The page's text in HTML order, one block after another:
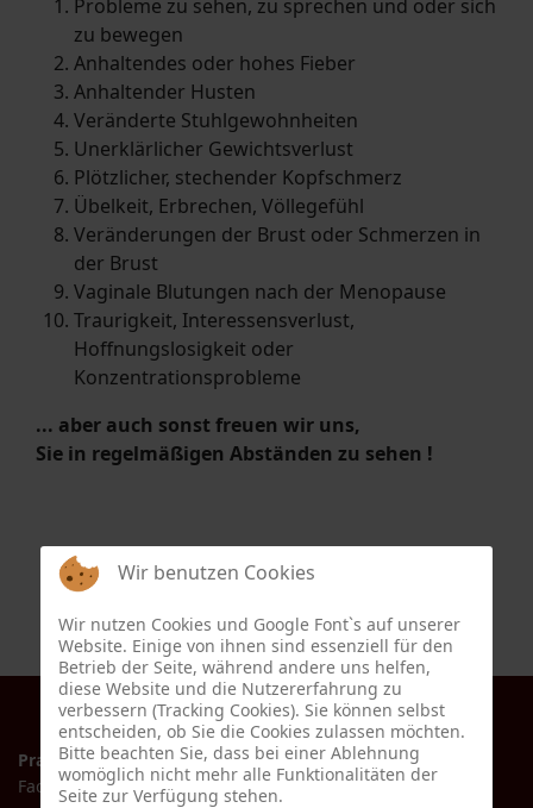
Probleme zu sehen, zu sprechen und oder sich
zu bewegen
Anhaltendes oder hohes Fieber
Anhaltender Husten
Veränderte Stuhlgewohnheiten
Unerklärlicher Gewichtsverlust
Plötzlicher, stechender Kopfschmerz
Übelkeit, Erbrechen, Völlegefühl
Veränderungen der Brust oder Schmerzen in
der Brust
Vaginale Blutungen nach der Menopause
Traurigkeit, Interessensverlust,
Hoffnungslosigkeit oder
Konzentrationsprobleme
... aber auch sonst freuen wir uns,
Sie in regelmäßigen Abständen zu sehen !
Praxis Dr. med. Elke Köglmayr
Fachärztin für Allgemeinmedizin
Wir benutzen Cookies
Wir nutzen Cookies und Google Font`s auf unserer
Website. Einige von ihnen sind essenziell für den
Betrieb der Seite, während andere uns helfen,
diese Website und die Nutzererfahrung zu
verbessern (Tracking Cookies). Sie können selbst
entscheiden, ob Sie die Cookies zulassen möchten.
Bitte beachten Sie, dass bei einer Ablehnung
womöglich nicht mehr alle Funktionalitäten der
Seite zur Verfügung stehen.